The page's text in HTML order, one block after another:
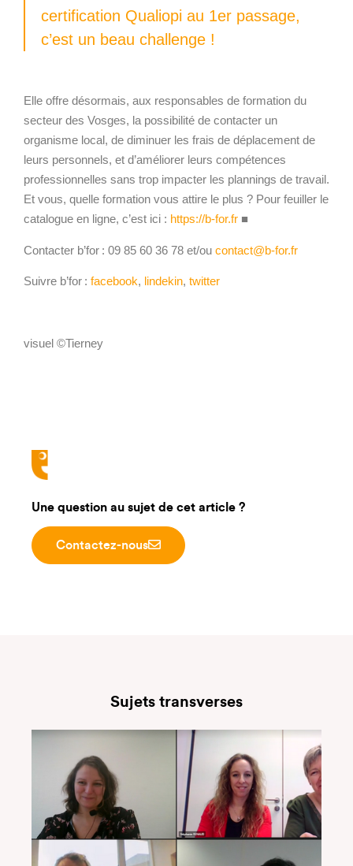
certification Qualiopi au 1er passage,
c’est un beau challenge !
Elle offre désormais, aux responsables de formation du
secteur des Vosges, la possibilité de contacter un
organisme local, de diminuer les frais de déplacement de
leurs personnels, et d’améliorer leurs compétences
professionnelles sans trop impacter les plannings de travail.
Et vous, quelle formation vous attire le plus ? Pour feuiller le
catalogue en ligne, c’est ici : https://b-for.fr ■
Contacter b’for : 09 85 60 36 78 et/ou contact@b-for.fr
Suivre b’for : facebook, lindekin, twitter
visuel ©Tierney
Une question au sujet de cet article ?
Contactez-nous
Sujets transverses